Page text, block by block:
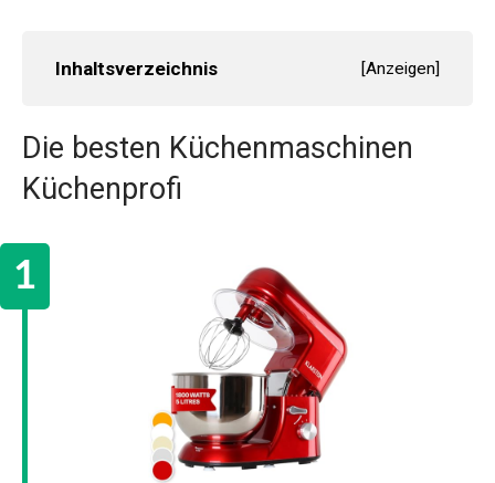
Inhaltsverzeichnis [Anzeigen]
Die besten Küchenmaschinen
Küchenprofi